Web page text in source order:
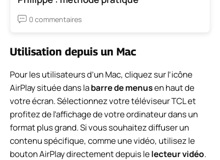
0 commentaires
Utilisation depuis un Mac
Pour les utilisateurs d’un Mac, cliquez sur l’icône
AirPlay située dans labarre de menusen haut de
votre écran. Sélectionnez votre téléviseur TCL et
profitez de l’affichage de votre ordinateur dans un
format plus grand. Si vous souhaitez diffuser un
contenu spécifique, comme une vidéo, utilisez le
bouton AirPlay directement depuis lelecteur vidéo.